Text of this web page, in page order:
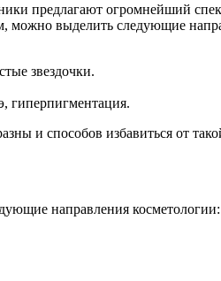
предлагают огромнейший
выделить следующие
звездочки.
гиперпигментация.
и способов избавиться от
направления косметологии: